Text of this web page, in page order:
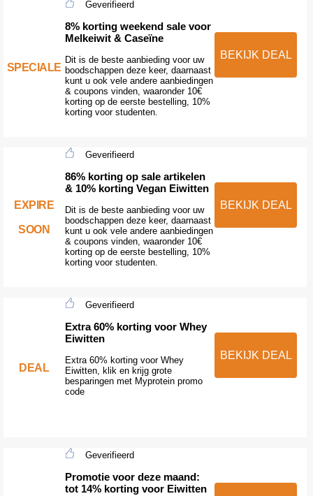
SPECIALE
Geverifieerd
8% korting weekend sale voor
Melkeiwit & Caseïne
Dit is de beste aanbieding voor uw
boodschappen deze keer, daarnaast
kunt u ook vele andere aanbiedingen
& coupons vinden, waaronder 10€
korting op de eerste bestelling, 10%
korting voor studenten.
BEKIJK DEAL
EXPIRE
SOON
Geverifieerd
86% korting op sale artikelen
& 10% korting Vegan Eiwitten
Dit is de beste aanbieding voor uw
boodschappen deze keer, daarnaast
kunt u ook vele andere aanbiedingen
& coupons vinden, waaronder 10€
korting op de eerste bestelling, 10%
korting voor studenten.
BEKIJK DEAL
DEAL
Geverifieerd
Extra 60% korting voor Whey
Eiwitten
Extra 60% korting voor Whey
Eiwitten, klik en krijg grote
besparingen met Myprotein promo
code
BEKIJK DEAL
Geverifieerd
Promotie voor deze maand:
tot 14% korting voor Eiwitten